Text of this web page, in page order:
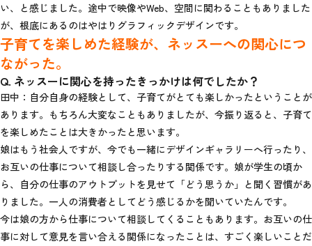
い、と感じました。途中で映像やWeb、空間に関わることもありました
が、根底にあるのはやはりグラフィックデザインです。
子育てを楽しめた経験が、ネッスーへの関心につ
ながった。
Q. ネッスーに関心を持ったきっかけは何でしたか？
田中：自分自身の経験として、子育てがとても楽しかったということが
あります。もちろん大変なこともありましたが、今振り返ると、子育て
を楽しめたことは大きかったと思います。
娘はもう社会人ですが、今でも一緒にデザインギャラリーへ行ったり、
お互いの仕事について相談し合ったりする関係です。娘が学生の頃か
ら、自分の仕事のアウトプットを見せて「どう思うか」と聞く習慣があ
りました。一人の消費者としてどう感じるかを聞いていたんです。
今は娘の方から仕事について相談してくることもあります。お互いの仕
事に対して意見を言い合える関係になったことは、すごく楽しいことだ